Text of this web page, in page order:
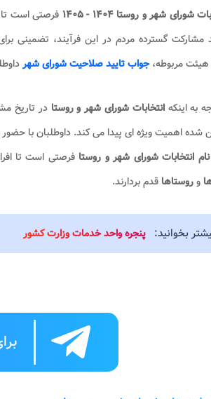
شورای شهر و روستا ۱۴۰۴ - ۱۴۰۵
فرصتی است تا
مشارکت گسترده مردم در این فرآیند، تضمینی
مربوطه،جواب تایید صلاحیت شورای شهر
به اینکهانتخابات شورای شهر و روستا در تاریخ
شده اهمیت ویژه ای پیدا می کند. داوطلبان با
انتخابات شورای شهر و روستا فرصتی است تا
وروستاها قدم بردارند.
بخوانید: پنجره واحد خدمات وزارت کشور